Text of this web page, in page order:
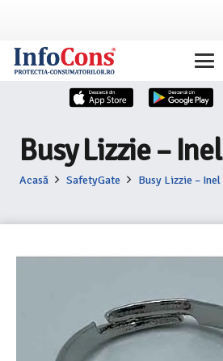
Busy Lizzie – Inel
Acasă SafetyGate Busy Lizzie – Inel